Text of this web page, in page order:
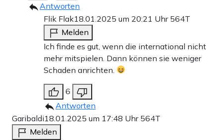
Antworten
Flik Flak18.01.2025 um 20:21 Uhr 564T
Melden
Ich finde es gut, wenn die international nicht
mehr mitspielen. Dann können sie weniger
Schaden anrichten.
6
Antworten
Garibaldi18.01.2025 um 17:48 Uhr 564T
Melden